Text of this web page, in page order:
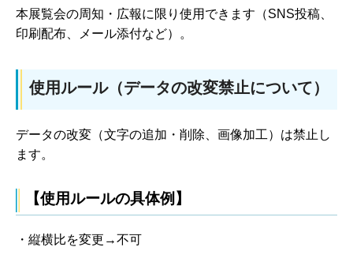
本展覧会の周知・広報に限り使用できます（SNS投稿、
印刷配布、メール添付など）。
使用ルール（データの改変禁止について）
データの改変（文字の追加・削除、画像加工）は禁止し
ます。
【使用ルールの具体例】
・縦横比を変更→不可